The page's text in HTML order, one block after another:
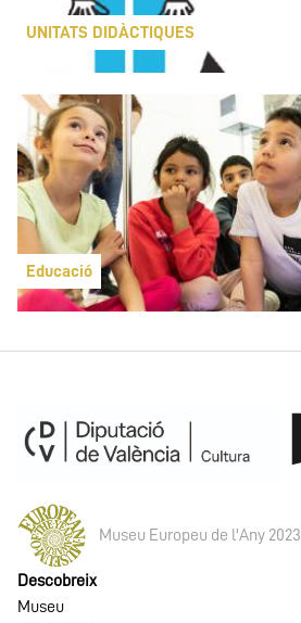
UNITATS DIDÀCTIQUES
Educació
Museu Europeu de l'Any 2023
Descobreix
Museu